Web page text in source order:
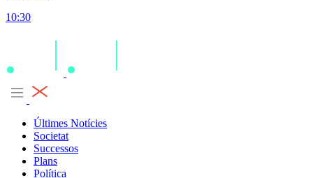
10:30
Últimes Notícies
Societat
Successos
Plans
Política